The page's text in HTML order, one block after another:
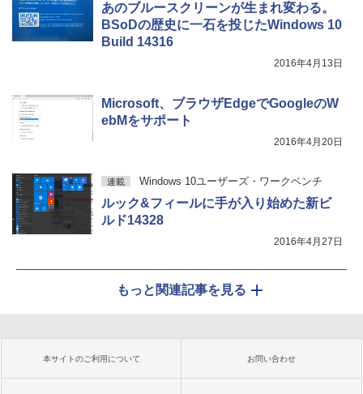
あのブルースクリーンが生まれ変わる。
BSoDの歴史に一石を投じたWindows 10
Build 14316
2016年4月13日
Microsoft、ブラウザEdgeでGoogleのW
ebMをサポート
2016年4月20日
連載 Windows 10ユーザーズ・ワークベンチ
ルック&フィールに手が入り始めた新ビ
ルド14328
2016年4月27日
もっと関連記事を見る
本サイトのご利用について お問い合わせ